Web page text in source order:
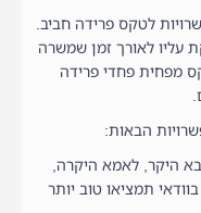
לטקס פרידה חביב.
עליו לאורך זמן שמשרה
מפחית פחדי פרידה
הבאות:
היקר, לאמא היקרה,
תמציאו טוב יותר